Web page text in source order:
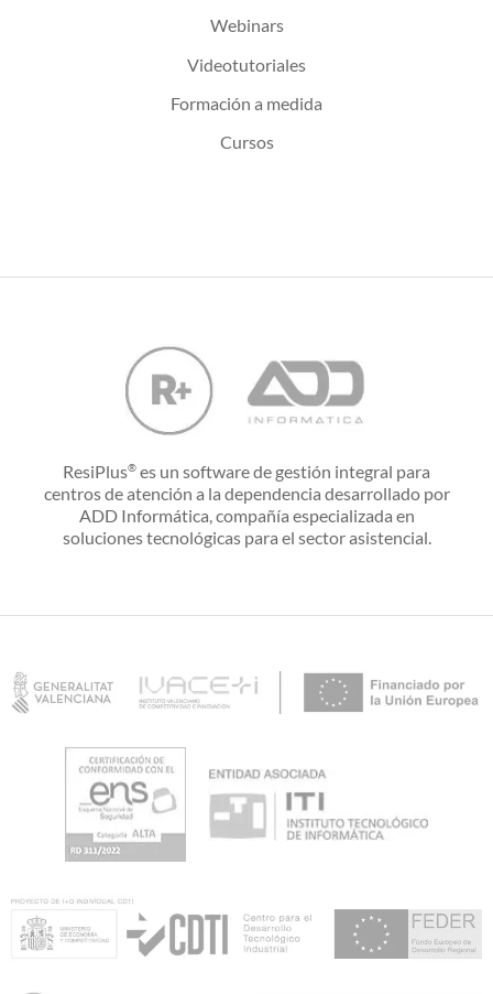
Webinars
Videotutoriales
Formación a medida
Cursos
ResiPlus® es un software de gestión integral para
centros de atención a la dependencia desarrollado por
ADD Informática, compañía especializada en
soluciones tecnológicas para el sector asistencial.